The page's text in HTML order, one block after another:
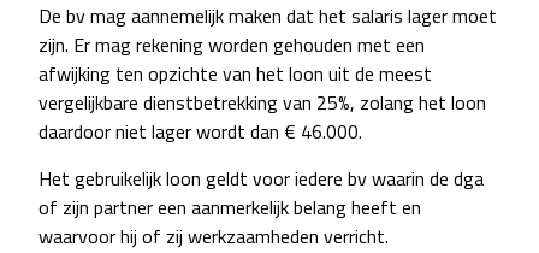
De bv mag aannemelijk maken dat het salaris lager moet
zijn. Er mag rekening worden gehouden met een
afwijking ten opzichte van het loon uit de meest
vergelijkbare dienstbetrekking van 25%, zolang het loon
daardoor niet lager wordt dan € 46.000.
Het gebruikelijk loon geldt voor iedere bv waarin de dga
of zijn partner een aanmerkelijk belang heeft en
waarvoor hij of zij werkzaamheden verricht.